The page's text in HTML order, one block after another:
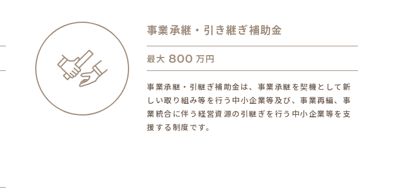
事業承継・引き継ぎ補助金
最大 800 万円
事業承継・引継ぎ補助金は、事業承継を契機として新
しい取り組み等を行う中小企業等及び、事業再編、事
業統合に伴う経営資源の引継ぎを行う中小企業等を支
援する制度です。